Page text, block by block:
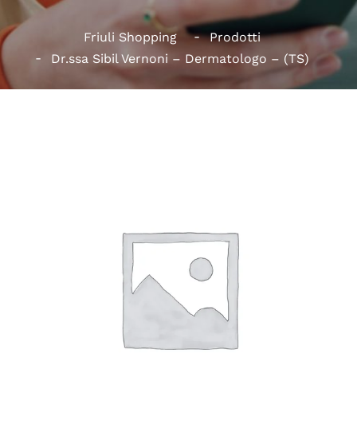
Friuli Shopping
Prodotti
Dr.ssa Sibil Vernoni – Dermatologo – (TS)